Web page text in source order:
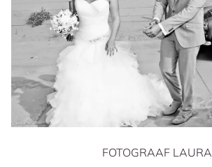
FOTOGRAAF LAURA